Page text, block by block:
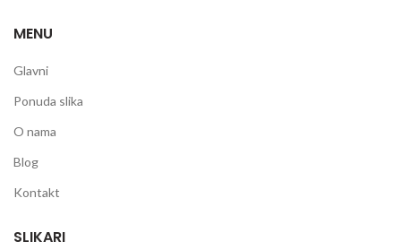
MENU
Glavni
Ponuda slika
O nama
Blog
Kontakt
SLIKARI